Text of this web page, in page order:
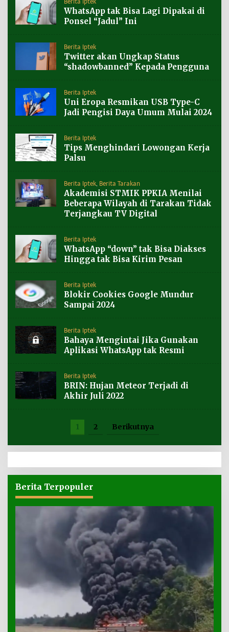
WhatsApp tak Bisa Lagi Dipakai di
Ponsel “Jadul” Ini
Berita Iptek
Twitter akan Ungkap Status
“shadowbanned” Kepada Pengguna
Berita Iptek
Uni Eropa Resmikan USB Type-C
Jadi Pengisi Daya Umum Mulai 2024
Berita Iptek
Tips Menghindari Lowongan Kerja
Palsu
Berita Iptek Berita Tarakan
Akademisi STMIK PPKIA Menilai
Beberapa Wilayah di Tarakan Tidak
Terjangkau TV Digital
Berita Iptek
WhatsApp “down” tak Bisa Diakses
Hingga tak Bisa Kirim Pesan
Berita Iptek
Blokir Cookies Google Mundur
Sampai 2024
Berita Iptek
Bahaya Mengintai Jika Gunakan
Aplikasi WhatsApp tak Resmi
Berita Iptek
BRIN: Hujan Meteor Terjadi di
Akhir Juli 2022
1 2 Berikutnya
Berita Terpopuler